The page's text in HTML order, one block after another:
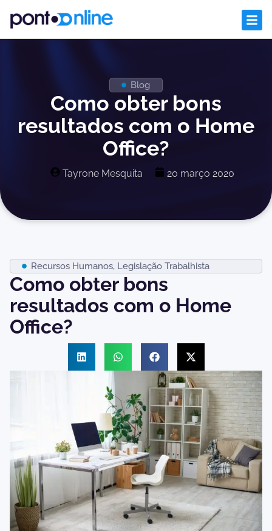
Blog
Como obter bons
resultados com o Home
Office?
Tayrone Mesquita 20 março 2020
Recursos Humanos, Legislação Trabalhista
Como obter bons
resultados com o Home
Office?